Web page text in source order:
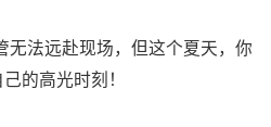
无法远赴现场，但这个夏天，你
的高光时刻！